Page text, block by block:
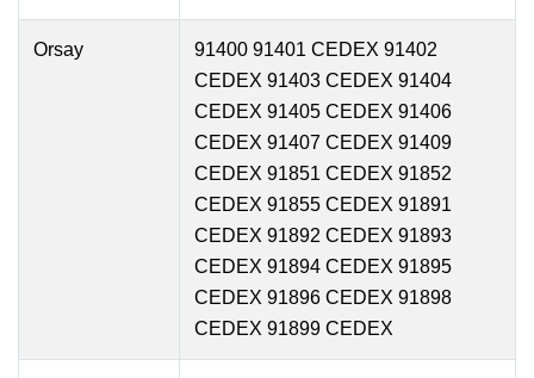
Orsay
91400 91401 CEDEX 91402
CEDEX 91403 CEDEX 91404
CEDEX 91405 CEDEX 91406
CEDEX 91407 CEDEX 91409
CEDEX 91851 CEDEX 91852
CEDEX 91855 CEDEX 91891
CEDEX 91892 CEDEX 91893
CEDEX 91894 CEDEX 91895
CEDEX 91896 CEDEX 91898
CEDEX 91899 CEDEX